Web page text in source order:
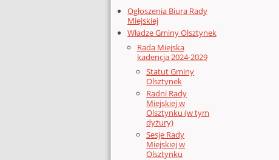
Ogłoszenia Biura Rady
Miejskiej
Władze Gminy Olsztynek
Rada Miejska
kadencja 2024-2029
Statut Gminy
Olsztynek
Radni Rady
Miejskiej w
Olsztynku (w tym
dyżury)
Sesje Rady
Miejskiej w
Olsztynku